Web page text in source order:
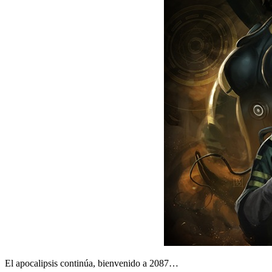
El apocalipsis continúa, bienvenido a 2087…